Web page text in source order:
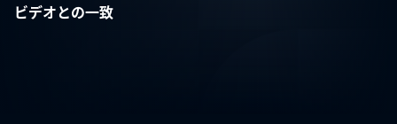
ビデオとの一致